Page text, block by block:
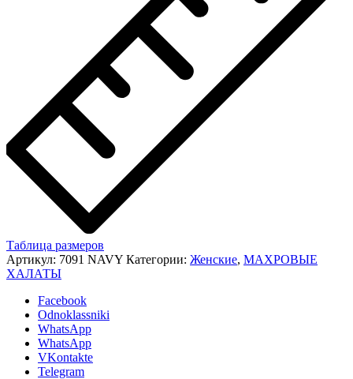
Таблица размеров
Артикул: 7091 NAVY Категории: Женские, МАХРОВЫЕ
ХАЛАТЫ
Facebook
Odnoklassniki
WhatsApp
WhatsApp
VKontakte
Telegram